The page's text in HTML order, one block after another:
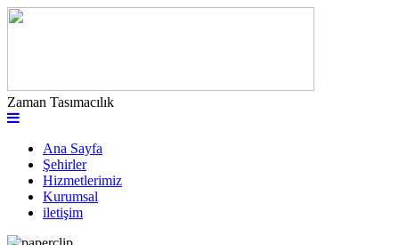
Zaman Tasımacılık
Ana Sayfa
Şehirler
Hizmetlerimiz
Kurumsal
iletişim